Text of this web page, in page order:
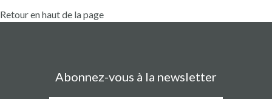
Retour en haut de la page
Abonnez-vous à la newsletter